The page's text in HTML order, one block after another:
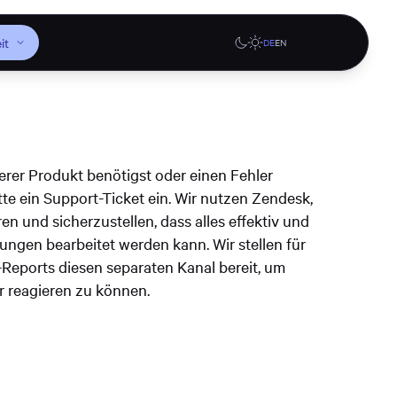
Websites
Web-Anwendungen
Systeme Branding
InnoQuarter Itzehoe Website
Digitale Woche Kiel
Website
oder
oder
DEEN
Produkt benötigst oder einen Fehler
ein Support-Ticket ein. Wir nutzen Zendesk,
und sicherzustellen, dass alles effektiv und
bearbeitet werden kann. Wir stellen für
diesen separaten Kanal bereit, um
zu können.